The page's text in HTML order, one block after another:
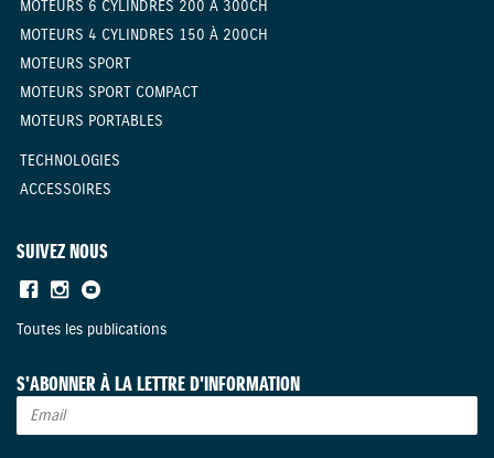
MOTEURS 6 CYLINDRES 200 À 300CH
MOTEURS 4 CYLINDRES 150 À 200CH
MOTEURS SPORT
MOTEURS SPORT COMPACT
MOTEURS PORTABLES
TECHNOLOGIES
ACCESSOIRES
SUIVEZ NOUS
Toutes les publications
S'ABONNER À LA LETTRE D'INFORMATION